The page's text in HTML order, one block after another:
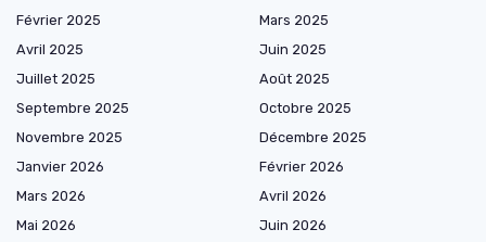
Février 2025
Mars 2025
Avril 2025
Juin 2025
Juillet 2025
Août 2025
Septembre 2025
Octobre 2025
Novembre 2025
Décembre 2025
Janvier 2026
Février 2026
Mars 2026
Avril 2026
Mai 2026
Juin 2026